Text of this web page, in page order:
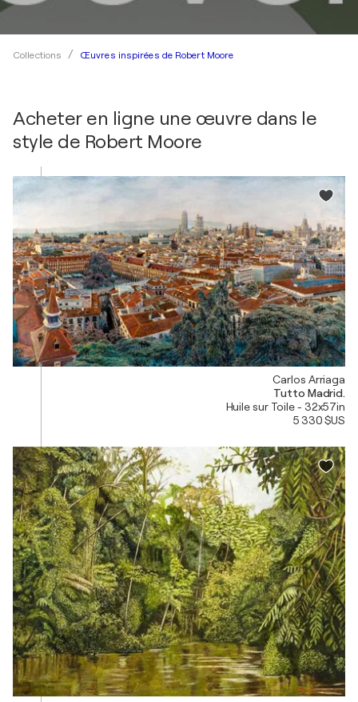
Collections Œuvres inspirées de Robert Moore
Acheter en ligne une œuvre dans le
style de Robert Moore
Carlos Arriaga
Tutto Madrid.
Huile sur Toile - 32x57in
5 330 $US